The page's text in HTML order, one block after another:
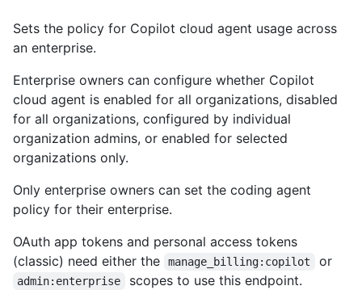
Sets the policy for Copilot cloud agent usage across
an enterprise.
Enterprise owners can configure whether Copilot
cloud agent is enabled for all organizations, disabled
for all organizations, configured by individual
organization admins, or enabled for selected
organizations only.
Only enterprise owners can set the coding agent
policy for their enterprise.
OAuth app tokens and personal access tokens
(classic) need either the
manage_billing:copilot or
admin:enterprise scopes to use this endpoint.